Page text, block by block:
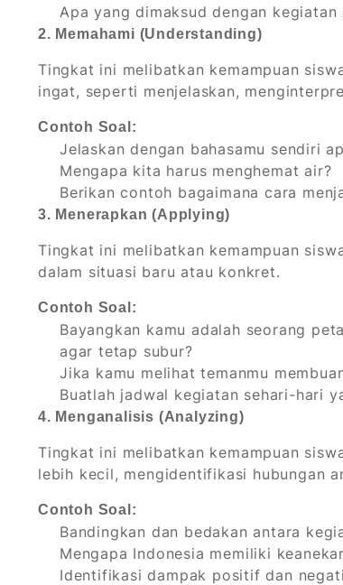
Apa yang dimaksud dengan
2. Memahami (Understanding)
Tingkat ini melibatkan kemampuan
ingat, seperti menjelaskan,
Contoh Soal:
Jelaskan dengan bahasamu sendiri
Mengapa kita harus menghemat air?
Berikan contoh bagaimana cara
3. Menerapkan (Applying)
Tingkat ini melibatkan kemampuan
dalam situasi baru atau konkret.
Contoh Soal:
Bayangkan kamu adalah seorang
agar tetap subur?
Jika kamu melihat temanmu
Buatlah jadwal kegiatan sehari-hari
4. Menganalisis (Analyzing)
Tingkat ini melibatkan kemampuan
lebih kecil, mengidentifikasi hubungan
Contoh Soal:
Bandingkan dan bedakan antara
Mengapa Indonesia memiliki
Identifikasi dampak positif dan